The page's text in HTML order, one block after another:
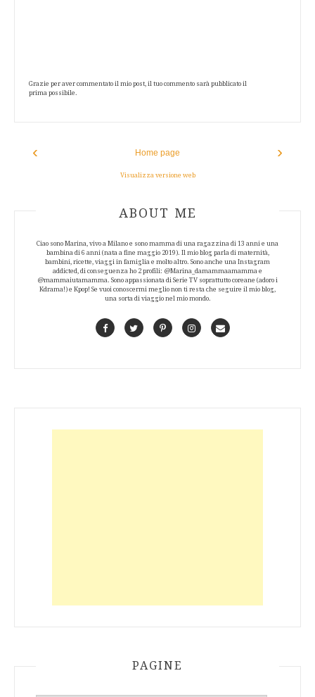
Grazie per aver commentato il mio post, il tuo commento sarà pubblicato il
prima possibile.
‹ ›
Home page
Visualizza versione web
ABOUT AUTHOR
ABOUT ME
Ciao sono Marina, vivo a Milano e sono mamma di una ragazzina di 13 anni e una
bambina di 6 anni (nata a fine maggio 2019). Il mio blog parla di maternità,
bambini, ricette, viaggi in famiglia e molto altro. Sono anche una Instagram
addicted, di conseguenza ho 2 profili: @Marina_damammaamamma e
@mammaiutamamma. Sono appassionata di Serie TV soprattutto coreane (adoro i
Kdrama!) e Kpop! Se vuoi conoscermi meglio non ti resta che seguire il mio blog,
una sorta di viaggio nel mio mondo.
FacebookTwitterPinterestInstagramContact
PAGINE